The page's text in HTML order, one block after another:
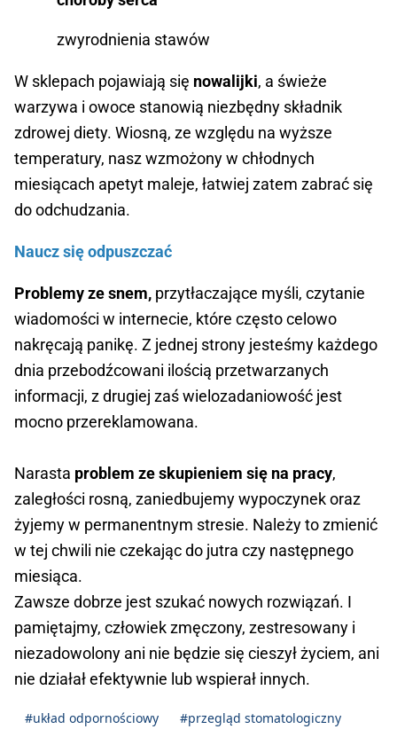
zwyrodnienia stawów
W sklepach pojawiają się nowalijki, a świeże
warzywa i owoce stanowią niezbędny składnik
zdrowej diety. Wiosną, ze względu na wyższe
temperatury, nasz wzmożony w chłodnych
miesiącach apetyt maleje, łatwiej zatem zabrać się
do odchudzania.
Naucz się odpuszczać
Problemy ze snem, przytłaczające myśli, czytanie
wiadomości w internecie, które często celowo
nakręcają panikę. Z jednej strony jesteśmy każdego
dnia przebodźcowani ilością przetwarzanych
informacji, z drugiej zaś wielozadaniowość jest
mocno przereklamowana.
Narasta problem ze skupieniem się na pracy,
zaległości rosną, zaniedbujemy wypoczynek oraz
żyjemy w permanentnym stresie. Należy to zmienić
w tej chwili nie czekając do jutra czy następnego
miesiąca.
Zawsze dobrze jest szukać nowych rozwiązań. I
pamiętajmy, człowiek zmęczony, zestresowany i
niezadowolony ani nie będzie się cieszył życiem, ani
nie działał efektywnie lub wspierał innych.
#układ odpornościowy
#przegląd stomatologiczny